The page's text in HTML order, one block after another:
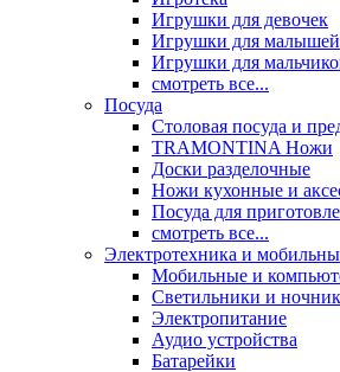
Игрушки для девочек
Игрушки для малышей
Игрушки для
смотреть все...
Посуда
Столовая посуда и
TRAMONTINA Ножи
Доски разделочные
Ножи кухонные и
Посуда для
смотреть все...
Электротехника и
Мобильные и
Светильники и
Электропитание
Аудио устройства
Батарейки